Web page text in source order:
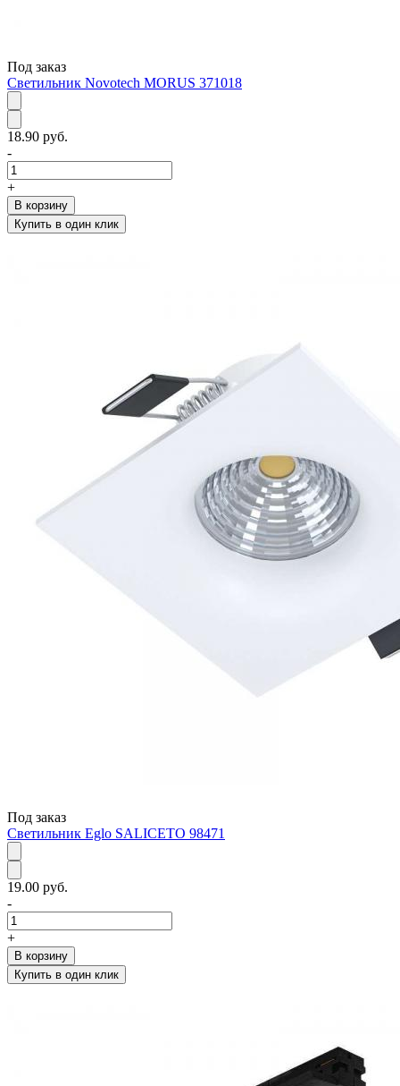
Под заказ
Светильник Novotech MORUS 371018
18.90 руб.
-
+
В корзину
Купить в один клик
Под заказ
Светильник Eglo SALICETO 98471
19.00 руб.
-
+
В корзину
Купить в один клик